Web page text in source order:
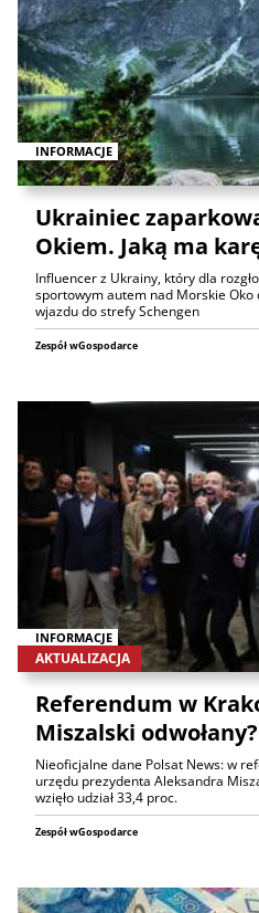
INFORMACJE
Ukrainiec
Okiem. Jaką ma
Influencer z Ukrainy, który dla
sportowym autem nad Morskie Oko
wjazdu do strefy Schengen
Zespół wGospodarce
INFORMACJE
AKTUALIZACJA
Referendum w
Miszalski odwołany?
Nieoficjalne dane Polsat News: w
urzędu prezydenta Aleksandra
wzięło udział 33,4 proc.
Zespół wGospodarce